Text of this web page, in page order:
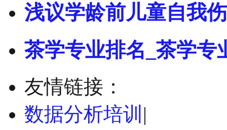
浅议学龄前儿童自我
茶学专业排名_茶学专
友情链接：
数据分析培训 |